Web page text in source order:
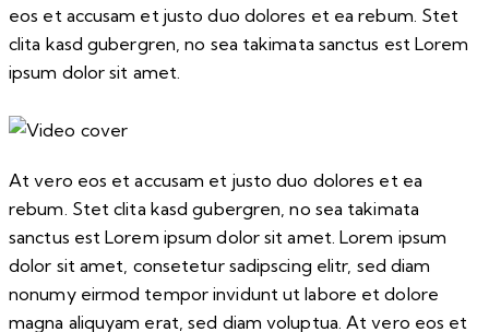
eos et accusam et justo duo dolores et ea rebum. Stet
clita kasd gubergren, no sea takimata sanctus est Lorem
ipsum dolor sit amet.
At vero eos et accusam et justo duo dolores et ea
rebum. Stet clita kasd gubergren, no sea takimata
sanctus est Lorem ipsum dolor sit amet. Lorem ipsum
dolor sit amet, consetetur sadipscing elitr, sed diam
nonumy eirmod tempor invidunt ut labore et dolore
magna aliquyam erat, sed diam voluptua. At vero eos et